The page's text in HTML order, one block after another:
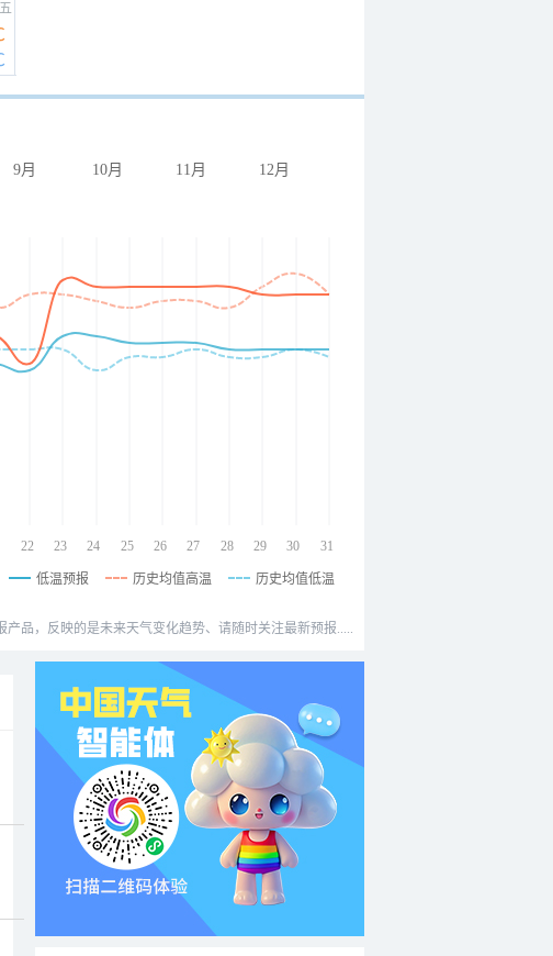
9月 10月 11月 12月
22 23 24 25 26 27 28 29 30 31
低温预报 历史均值高温 历史均值低温
产品，反映的是未来天气变化趋势、请随时关注最新预报.....